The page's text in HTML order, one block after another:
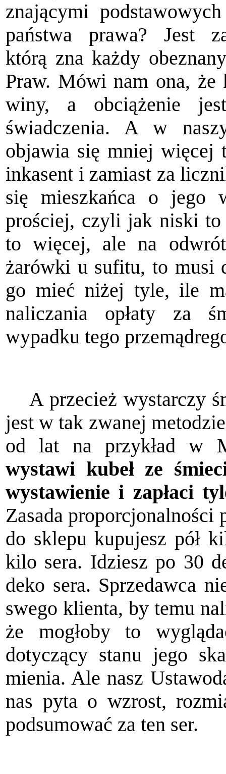
znającymi
państwa prawa? Jest
którą zna każdy
Praw. Mówi nam ona, że
winy, a obciążenie
świadczenia. A w
objawia się mniej więcej
inkasent i zamiast za
się mieszkańca o jego
prościej, czyli jak niski
to więcej, ale na
żarówki u sufitu, to musi
go mieć niżej tyle, ile
naliczania opłaty za
wypadku tego
A przecież wystarczy
jest w tak zwanej
od lat na przykład w
wystawi kubeł ze
wysta­wienie i zapłaci
Zasada proporcjonalności
do sklepu kupujesz pół
kilo sera. Idziesz po 30
deko sera. Sprzedawca
swego klienta, by temu
że mogłoby to
dotyczący stanu jego
mienia. Ale nasz
nas pyta o wzrost,
podsumować za ten ser.